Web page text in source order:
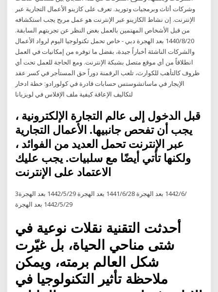
وشركات أثاث وبرمجيات وتوريد. تعرف على كازينو الأعمال التجارية عبر
الإنترنت. إن نشاط الكازينو عبر الإنترنت هو عمل مربح يجب استكشافه
من قبل الأشخاص المهتمين بالعمل بغض النظر عن تجربتهم السابقة.
20‏‏/8‏‏/1440 بعد الهجرة دبي - خاص تحمل تكنولوجيا اليوم لرواد الأعمال
والشركات الناشئة أخباراً جيدة، بفضل ما توفره من إمكانيات في العمل
انطلاقاً من أي موقع متصل بشبكة الإنترنت. ومع الحاجة للعمل تحت أي
ظروف كالتأهب للكوارث، تلعب الرقمنة دوراً حق المستأجر في كسر عقد
الإيجار في ماساتشوستس حسابات قادرة في كولورادو: خطة ادخار
لتكاليف الإعاقة كيفية ملف الإفلاس في لويزيانا
قبل الدخول إلى عالم التجارة الإلكترونية ،
يجب أن تفحص جانبيها. الأعمال التجارية
عبر الإنترنت تحمل العديد من الفوائد ،
ولكنها تأتي أيضًا مع سلبيات. يجب عليك
الاعتماد على الإنترنت
3‏‏/6‏‏/1442 بعد الهجرة 28‏‏/6‏‏/1441 بعد الهجرة 29‏‏/5‏‏/1442 بعد الهجرة
29‏‏/5‏‏/1442 بعد الهجرة
أحدثت التقنية نقلات نوعية في
شتى مناحي الحياة، بل غيّرت
شكل العالم برمته، ويمكن
ملاحظة تأثير التكنولوجيا في